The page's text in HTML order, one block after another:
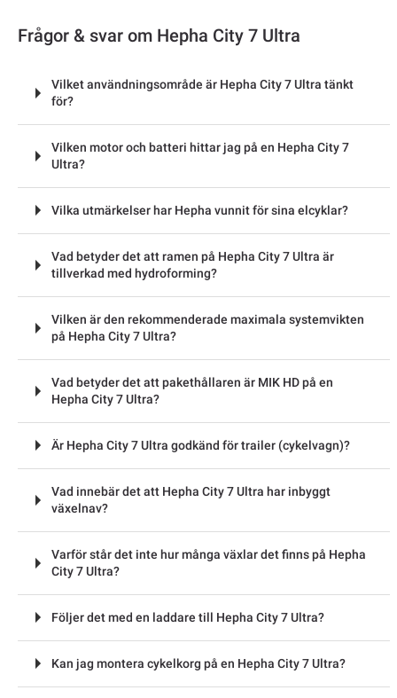
Frågor & svar om Hepha City 7 Ultra
Vilket användningsområde är Hepha City 7 Ultra tänkt
för?
Vilken motor och batteri hittar jag på en Hepha City 7
Ultra?
Vilka utmärkelser har Hepha vunnit för sina elcyklar?
Vad betyder det att ramen på Hepha City 7 Ultra är
tillverkad med hydroforming?
Vilken är den rekommenderade maximala systemvikten
på Hepha City 7 Ultra?
Vad betyder det att pakethållaren är MIK HD på en
Hepha City 7 Ultra?
Är Hepha City 7 Ultra godkänd för trailer (cykelvagn)?
Vad innebär det att Hepha City 7 Ultra har inbyggt
växelnav?
Varför står det inte hur många växlar det finns på Hepha
City 7 Ultra?
Följer det med en laddare till Hepha City 7 Ultra?
Kan jag montera cykelkorg på en Hepha City 7 Ultra?